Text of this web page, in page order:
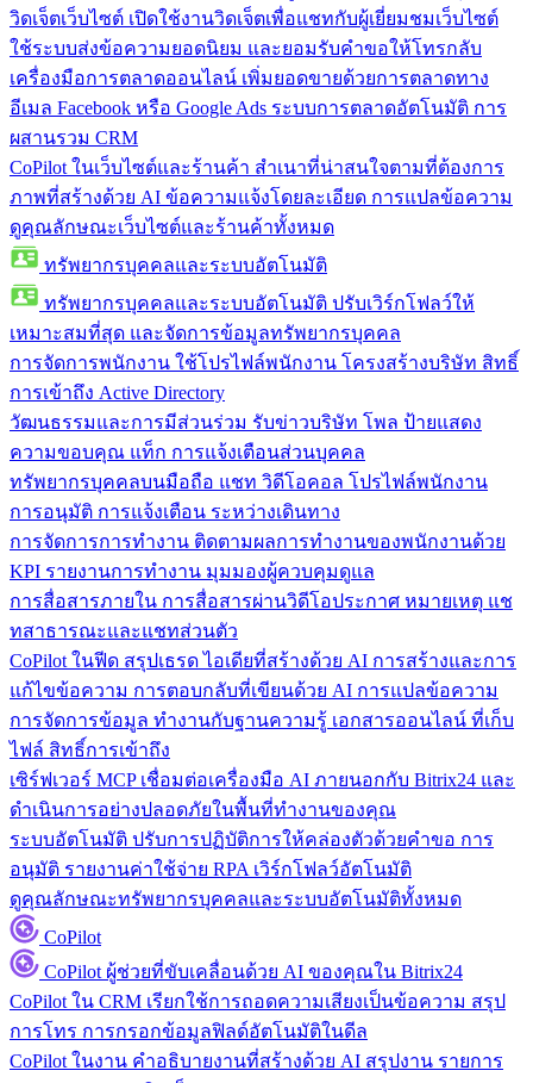
วิดเจ็ตเว็บไซต์ เปิดใช้งานวิดเจ็ตเพื่อแชทกับผู้เยี่ยมชมเว็บไซต์
ใช้ระบบส่งข้อความยอดนิยม และยอมรับคำขอให้โทรกลับ
เครื่องมือการตลาดออนไลน์ เพิ่มยอดขายด้วยการตลาดทาง
อีเมล Facebook หรือ Google Ads ระบบการตลาดอัตโนมัติ การ
ผสานรวม CRM
CoPilot ในเว็บไซต์และร้านค้า สำเนาที่น่าสนใจตามที่ต้องการ
ภาพที่สร้างด้วย AI ข้อความแจ้งโดยละเอียด การแปลข้อความ
ดูคุณลักษณะเว็บไซต์และร้านค้าทั้งหมด
ทรัพยากรบุคคลและระบบอัตโนมัติ
ทรัพยากรบุคคลและระบบอัตโนมัติ ปรับเวิร์กโฟลว์ให้
เหมาะสมที่สุด และจัดการข้อมูลทรัพยากรบุคคล
การจัดการพนักงาน ใช้โปรไฟล์พนักงาน โครงสร้างบริษัท สิทธิ์
การเข้าถึง Active Directory
วัฒนธรรมและการมีส่วนร่วม รับข่าวบริษัท โพล ป้ายแสดง
ความขอบคุณ แท็ก การแจ้งเตือนส่วนบุคคล
ทรัพยากรบุคคลบนมือถือ แชท วิดีโอคอล โปรไฟล์พนักงาน
การอนุมัติ การแจ้งเตือน ระหว่างเดินทาง
การจัดการการทำงาน ติดตามผลการทำงานของพนักงานด้วย
KPI รายงานการทำงาน มุมมองผู้ควบคุมดูแล
การสื่อสารภายใน การสื่อสารผ่านวิดีโอประกาศ หมายเหตุ แช
ทสาธารณะและแชทส่วนตัว
CoPilot ในฟีด สรุปเธรด ไอเดียที่สร้างด้วย AI การสร้างและการ
แก้ไขข้อความ การตอบกลับที่เขียนด้วย AI การแปลข้อความ
การจัดการข้อมูล ทำงานกับฐานความรู้ เอกสารออนไลน์ ที่เก็บ
ไฟล์ สิทธิ์การเข้าถึง
เซิร์ฟเวอร์ MCP เชื่อมต่อเครื่องมือ AI ภายนอกกับ Bitrix24 และ
ดำเนินการอย่างปลอดภัยในพื้นที่ทำงานของคุณ
ระบบอัตโนมัติ ปรับการปฏิบัติการให้คล่องตัวด้วยคำขอ การ
อนุมัติ รายงานค่าใช้จ่าย RPA เวิร์กโฟลว์อัตโนมัติ
ดูคุณลักษณะทรัพยากรบุคคลและระบบอัตโนมัติทั้งหมด
CoPilot
CoPilot ผู้ช่วยที่ขับเคลื่อนด้วย AI ของคุณใน Bitrix24
CoPilot ใน CRM เรียกใช้การถอดความเสียงเป็นข้อความ สรุป
การโทร การกรอกข้อมูลฟิลด์อัตโนมัติในดีล
CoPilot ในงาน คำอธิบายงานที่สร้างด้วย AI สรุปงาน รายการ